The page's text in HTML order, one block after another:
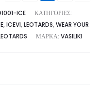
ICE
ΚΑΤΗΓΟΡΊΕΣ:
, ICEVI, LEOTARDS, WEAR YOUR
ΜΆΡΚΑ: VASILIKI